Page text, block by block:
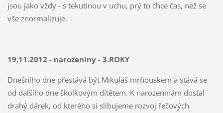
jsou jako vždy - s tekutinou v uchu, prý to chce čas, než se
vše znormalizuje.
19.11.2012 - narozeniny - 3.ROKY
Dnešního dne přestává být Mikuláš mrňouskem a stává se
od dalšího dne školkovým dítětem. K narozeninám dostal
drahý dárek, od kterého si slibujeme rozvoj řečových